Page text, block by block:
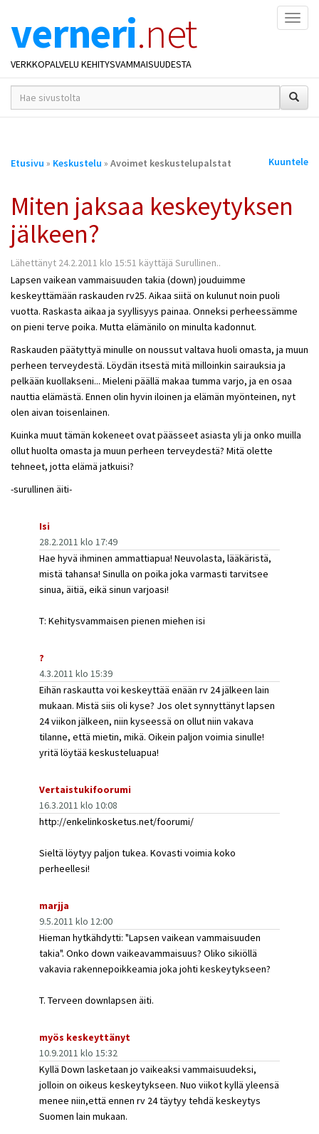
verneri.net
VERKKOPALVELU KEHITYSVAMMAISUUDESTA
hakusana(t)
*
Olet
Etusivu » Keskustelu » Avoimet keskustelupalstat Kuuntele
Miten jaksaa keskeytyksen
jälkeen?
Lähettänyt 24.2.2011 klo 15:51 käyttäjä Surullinen..
Lapsen vaikean vammaisuuden takia (down) jouduimme
keskeyttämään raskauden rv25. Aikaa siitä on kulunut noin puoli
vuotta. Raskasta aikaa ja syyllisyys painaa. Onneksi perheessämme
on pieni terve poika. Mutta elämänilo on minulta kadonnut.
Raskauden päätyttyä minulle on noussut valtava huoli omasta, ja muun
perheen terveydestä. Löydän itsestä mitä milloinkin sairauksia ja
pelkään kuollakseni... Mieleni päällä makaa tumma varjo, ja en osaa
nauttia elämästä. Ennen olin hyvin iloinen ja elämän myönteinen, nyt
olen aivan toisenlainen.
Kuinka muut tämän kokeneet ovat päässeet asiasta yli ja onko muilla
ollut huolta omasta ja muun perheen terveydestä? Mitä olette
tehneet, jotta elämä jatkuisi?
-surullinen äiti-
Isi
28.2.2011 klo 17:49
Hae hyvä ihminen ammattiapua! Neuvolasta, lääkäristä,
mistä tahansa! Sinulla on poika joka varmasti tarvitsee
sinua, äitiä, eikä sinun varjoasi!
T: Kehitysvammaisen pienen miehen isi
?
4.3.2011 klo 15:39
Eihän raskautta voi keskeyttää enään rv 24 jälkeen lain
mukaan. Mistä siis oli kyse? Jos olet synnyttänyt lapsen
24 viikon jälkeen, niin kyseessä on ollut niin vakava
tilanne, että mietin, mikä. Oikein paljon voimia sinulle!
yritä löytää keskusteluapua!
Vertaistukifoorumi
16.3.2011 klo 10:08
http://enkelinkosketus.net/foorumi/
Sieltä löytyy paljon tukea. Kovasti voimia koko
perheellesi!
marjja
9.5.2011 klo 12:00
Hieman hytkähdytti: "Lapsen vaikean vammaisuuden
takia". Onko down vaikeavammaisuus? Oliko sikiöllä
vakavia rakennepoikkeamia joka johti keskeytykseen?
T. Terveen downlapsen äiti.
myös keskeyttänyt
10.9.2011 klo 15:32
Kyllä Down lasketaan jo vaikeaksi vammaisuudeksi,
jolloin on oikeus keskeytykseen. Nuo viikot kyllä yleensä
menee niin,että ennen rv 24 täytyy tehdä keskeytys
Suomen lain mukaan.